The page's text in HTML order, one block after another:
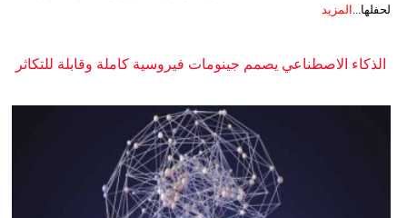
لحفلها... المزيد
الذكاء الاصطناعي يصمم جينومات فيروسية كاملة وقابلة للتكاثر